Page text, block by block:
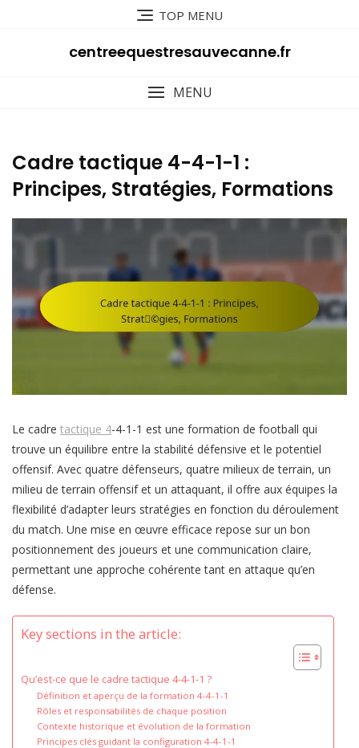
TOP MENU
centreequestresauvecanne.fr
MENU
Cadre tactique 4-4-1-1 :
Principes, Stratégies, Formations
Le cadre tactique 4-4-1-1 est une formation de football qui
trouve un équilibre entre la stabilité défensive et le potentiel
offensif. Avec quatre défenseurs, quatre milieux de terrain, un
milieu de terrain offensif et un attaquant, il offre aux équipes la
flexibilité d’adapter leurs stratégies en fonction du déroulement
du match. Une mise en œuvre efficace repose sur un bon
positionnement des joueurs et une communication claire,
permettant une approche cohérente tant en attaque qu’en
défense.
Key sections in the article:
Qu’est-ce que le cadre tactique 4-4-1-1 ?
Définition et aperçu de la formation 4-4-1-1
Rôles et responsabilités de chaque position
Contexte historique et évolution de la formation
Principes clés guidant la configuration 4-4-1-1